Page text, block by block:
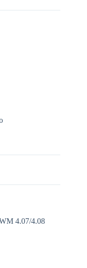
4.07/4.08